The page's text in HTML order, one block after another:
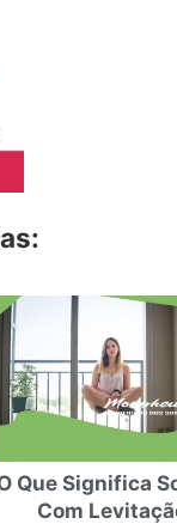
Que Significa
Com